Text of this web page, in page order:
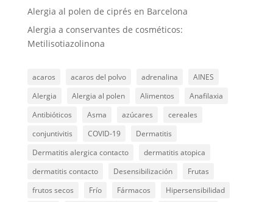
Alergia al polen de ciprés en Barcelona
Alergia a conservantes de cosméticos:
Metilisotiazolinona
acaros acaros del polvo adrenalina
AINES
Alergia
Alergia al polen Alimentos
Anafilaxia
Antibióticos
Asma azúcares
cereales
conjuntivitis
COVID-19
Dermatitis
Dermatitis alergica contacto
dermatitis atopica
dermatitis contacto
Desensibilización
Frutas
frutos secos
Frío Fármacos
Hipersensibilidad